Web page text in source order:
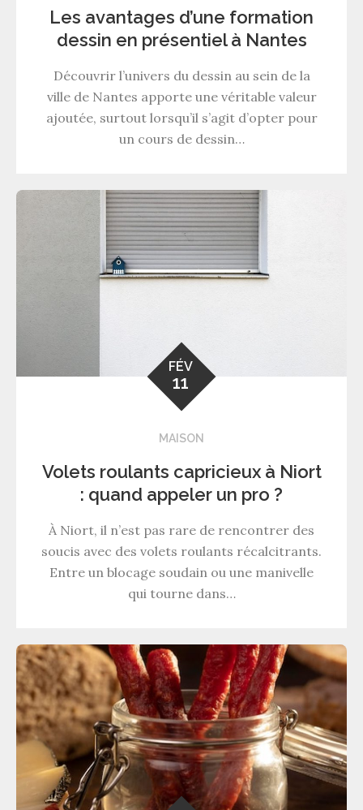
Les avantages d’une formation
dessin en présentiel à Nantes
Découvrir l’univers du dessin au sein de la
ville de Nantes apporte une véritable valeur
ajoutée, surtout lorsqu’il s’agit d’opter pour
un cours de dessin…
FÉV
11
MAISON
Volets roulants capricieux à Niort
: quand appeler un pro ?
À Niort, il n’est pas rare de rencontrer des
soucis avec des volets roulants récalcitrants.
Entre un blocage soudain ou une manivelle
qui tourne dans…